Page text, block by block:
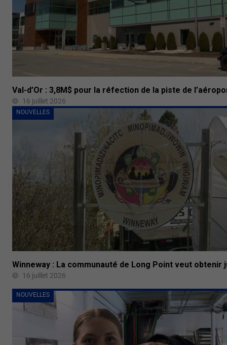
Val-d’Or : 3,8M$ pour la réfection de la piste de
16 juillet 2026
NOUVELLES
Winneway : La communauté de Long Point veut obtenir
16 juillet 2026
NOUVELLES